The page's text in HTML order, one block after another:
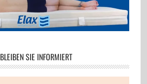
BLEIBEN SIE INFORMIERT